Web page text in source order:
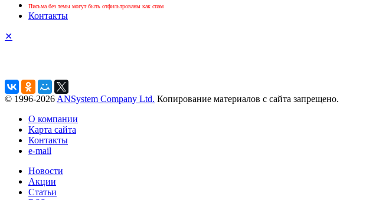
Письма без темы могут быть отфильтрованы как спам
Контакты
✕
© 1996-2026 ANSystem Company Ltd. Копирование материалов с сайта запрещено.
О компании
Карта сайта
Контакты
e-mail
Новости
Акции
Статьи